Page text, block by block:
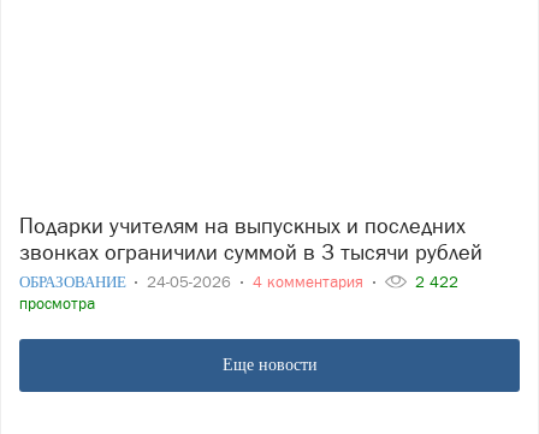
Подарки учителям на выпускных и последних
звонках ограничили суммой в 3 тысячи рублей
ОБРАЗОВАНИЕ 24-05-2026 4 комментария
2 422
просмотра
Еще новости